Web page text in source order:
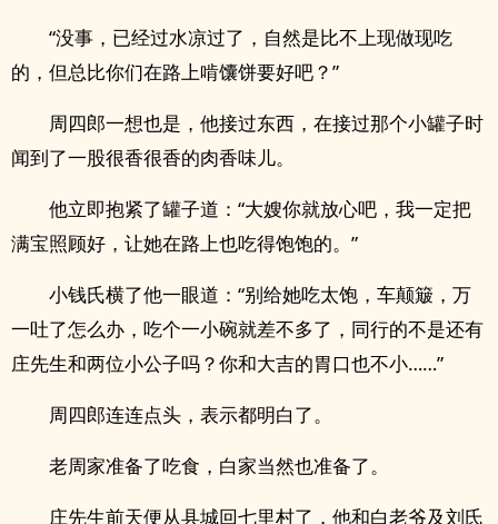
“没事，已经过水凉过了，自然是比不上现做现吃
的，但总比你们在路上啃馕饼要好吧？”
周四郎一想也是，他接过东西，在接过那个小罐子时
闻到了一股很香很香的肉香味儿。
他立即抱紧了罐子道：“大嫂你就放心吧，我一定把
满宝照顾好，让她在路上也吃得饱饱的。”
小钱氏横了他一眼道：“别给她吃太饱，车颠簸，万
一吐了怎么办，吃个一小碗就差不多了，同行的不是还有
庄先生和两位小公子吗？你和大吉的胃口也不小……”
周四郎连连点头，表示都明白了。
老周家准备了吃食，白家当然也准备了。
庄先生前天便从县城回七里村了，他和白老爷及刘氏